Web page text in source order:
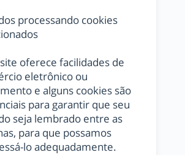
processando cookies
oferece facilidades de
eletrônico ou
e alguns cookies são
para garantir que seu
seja lembrado entre as
para que possamos
lo adequadamente.